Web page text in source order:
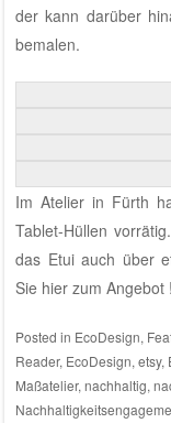
der kann darüber
bemalen.
Im Atelier in Fürth
Tablet-Hüllen
das Etui auch über
Sie hier zum Angebot !
Posted in EcoDesign,
Reader, EcoDesign, etsy,
Maßatelier, nachhaltig,